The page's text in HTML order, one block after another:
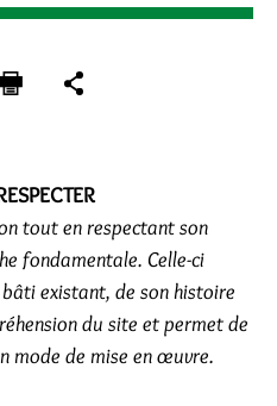
tout en respectant son
fondamentale. Celle-ci
existant, de son histoire
du site et permet de
mode de mise en œuvre.